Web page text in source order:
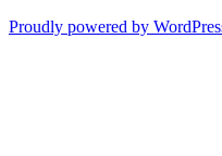
Proudly powered by